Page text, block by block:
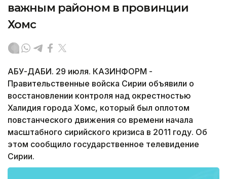
важным районом в провинции
Хомс
АБУ-ДАБИ. 29 июля. КАЗИНФОРМ -
Правительственные войска Сирии объявили о
восстановлении контроля над окрестностью
Халидия города Хомс, который был оплотом
повстанческого движения со времени начала
масштабного сирийского кризиса в 2011 году. Об
этом сообщило государственное телевидение
Сирии.